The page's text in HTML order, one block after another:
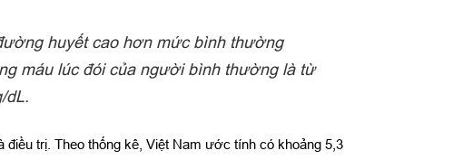
huyết cao hơn mức bình thường
máu lúc đói của người bình thường là từ
dL.
trị. Theo thống kê, Việt Nam ước tính có khoảng 5,3